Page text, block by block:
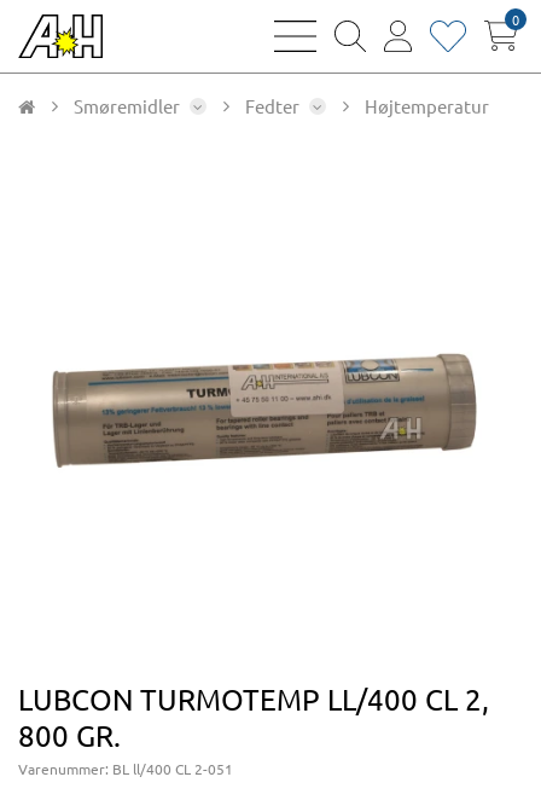
bars
magnifying
user
heart0
Smøremidler Fedter Højtemperatur
LUBCON TURMOTEMP LL/400 CL 2,
800 GR.
Varenummer: BL ll/400 CL 2-051